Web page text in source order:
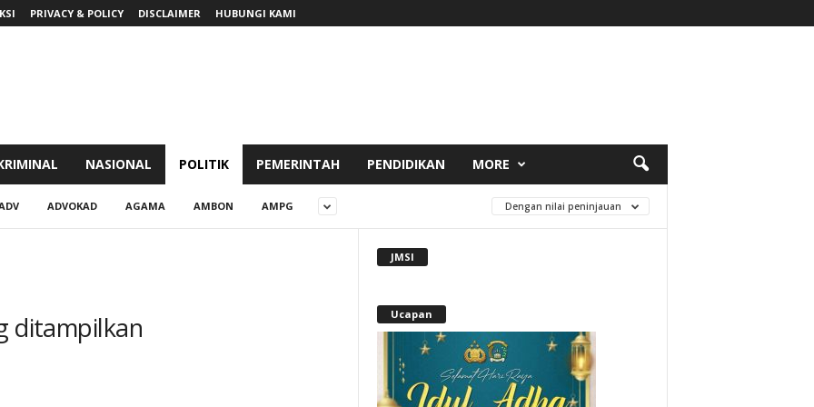
PRIVACY & POLICY DISCLAIMER HUBUNGI KAMI
NASIONAL POLITIK PEMERINTAH PENDIDIKAN MORE
ADVOKAD AGAMA AMBON AMPG Dengan nilai peninjauan
ditampilkan
JMSI
Ucapan